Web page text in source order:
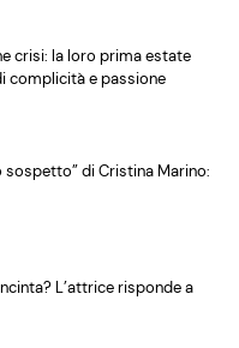
crisi: la loro prima estate
complicità e passione
sospetto” di Cristina Marino:
L’attrice risponde a